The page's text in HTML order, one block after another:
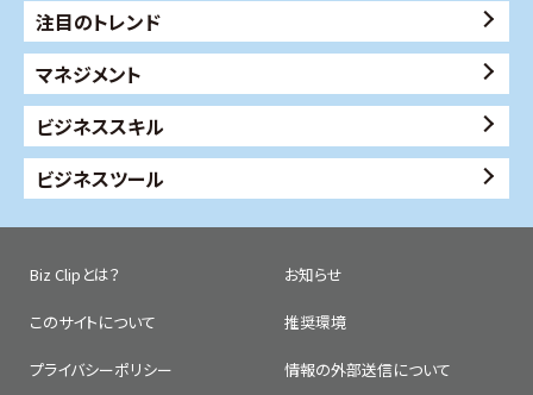
注目のトレンド
マネジメント
ビジネススキル
ビジネスツール
Biz Clipとは？ お知らせ
このサイトについて 推奨環境
プライバシーポリシー 情報の外部送信について